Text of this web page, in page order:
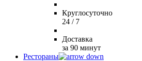
Круглосуточно
24 / 7
Доставка
за 90 минут
Рестораны